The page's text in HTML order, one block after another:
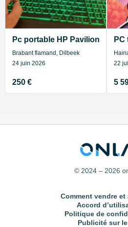
Pc portable HP Pavilion
Brabant flamand, Dilbeek
24 juin 2026
250 €
22
5
© 2024 – 2026
Comment vendre et
Accord
Politique de
Publicité sur